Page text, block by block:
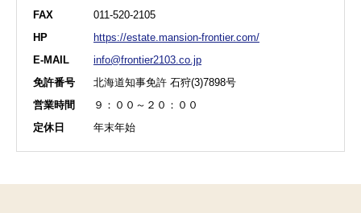
FAX
011-520-2105
HP
https://estate.mansion-frontier.com/
E-MAIL
info@frontier2103.co.jp
免許番号
北海道知事免許 石狩(3)7898号
営業時間
９：００～２０：００
定休日
年末年始